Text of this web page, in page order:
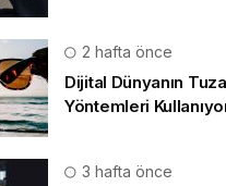
2 hafta önce
Dijital Dünyanın
Yöntemleri
3 hafta önce